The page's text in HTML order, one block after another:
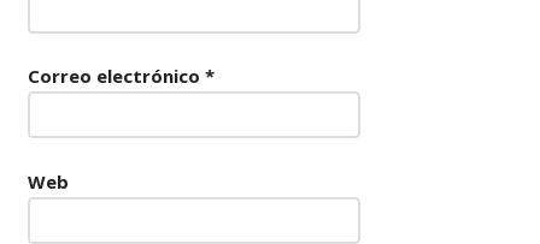
Correo electrónico *
Web